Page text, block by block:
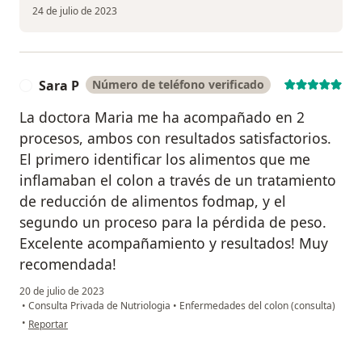
24 de julio de 2023
Sara P Número de teléfono verificado
La doctora Maria me ha acompañado en 2
procesos, ambos con resultados satisfactorios.
El primero identificar los alimentos que me
inflamaban el colon a través de un tratamiento
de reducción de alimentos fodmap, y el
segundo un proceso para la pérdida de peso.
Excelente acompañamiento y resultados! Muy
recomendada!
20 de julio de 2023
• Consulta Privada de Nutriologia • Enfermedades del colon (consulta)
• en opinión del usuario Sara P
Reportar